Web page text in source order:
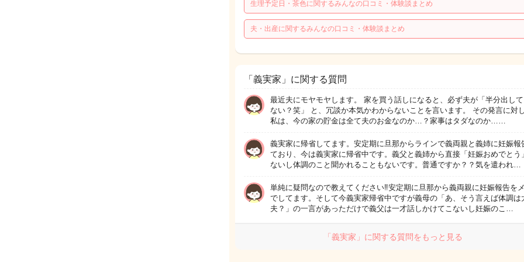
生理予定日・茶色に関するみんなの口コミ・体験談まとめ
夫・出産に関するみんなの口コミ・体験談まとめ
「義実家」に関する質問
最近夫にモヤモヤします。 家を買う話しになると、必ず夫が「半分出し
ない？笑」 と、冗談か本気かわからないことを言います。 その発言に対し
私は、今の家の貯金は全て夫のお金なのか…？家事はタダなのか……
義実家に帰省してます。安定期に旦那からラインで義両親と義姉に妊娠報
ており、今は義実家に帰省中です。義父と義姉から直接「妊娠おめでとう
ないし体調のこと聞かれることもないです。普通ですか？？気を遣われ…
単純に疑問なので教えてください‼️安定期に旦那から義両親に妊娠報告を
でしてます。そして今義実家帰省中ですが義母の「あ、そう言えば体調は
夫？」の一言があっただけで義父は一才話しかけてこないし妊娠のこ…
「義実家」に関する質問をもっと見る